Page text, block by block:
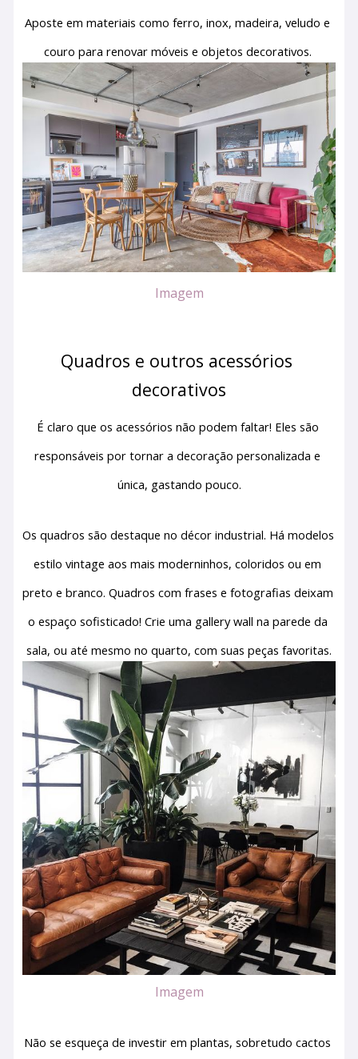
Aposte em materiais como ferro, inox, madeira, veludo e
couro para renovar móveis e objetos decorativos.
Imagem
Quadros e outros acessórios
decorativos
É claro que os acessórios não podem faltar! Eles são
responsáveis por tornar a decoração personalizada e
única, gastando pouco.
Os quadros são destaque no décor industrial. Há modelos
estilo vintage aos mais moderninhos, coloridos ou em
preto e branco. Quadros com frases e fotografias deixam
o espaço sofisticado! Crie uma gallery wall na parede da
sala, ou até mesmo no quarto, com suas peças favoritas.
Imagem
Não se esqueça de investir em plantas, sobretudo cactos